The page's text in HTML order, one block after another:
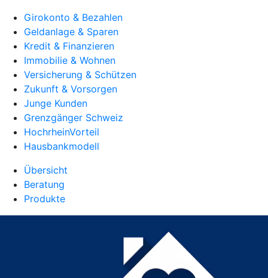
Girokonto & Bezahlen
Geldanlage & Sparen
Kredit & Finanzieren
Immobilie & Wohnen
Versicherung & Schützen
Zukunft & Vorsorgen
Junge Kunden
Grenzgänger Schweiz
HochrheinVorteil
Hausbankmodell
Übersicht
Beratung
Produkte